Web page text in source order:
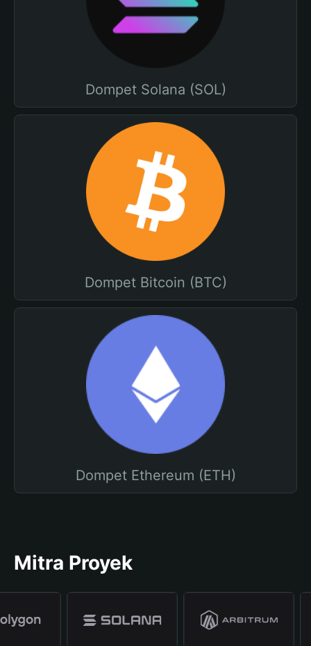
Dompet Solana (SOL)
Dompet Bitcoin (BTC)
Dompet Ethereum (ETH)
Mitra Proyek